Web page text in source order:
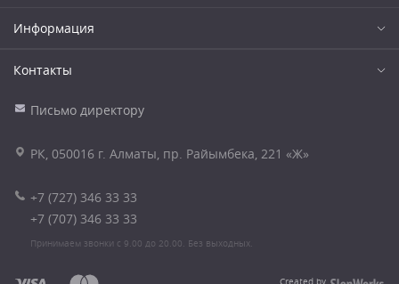
Информация
Контакты
Письмо директору
РК, 050016 г. Алматы, пр. Райымбека, 221 «Ж»
+7 (727) 346 33 33
+7 (707) 346 33 33
Принимаем звонки с 9.00 до 20.00. Без выходных.